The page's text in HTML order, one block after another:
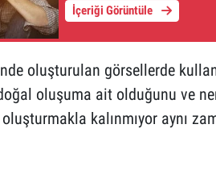
İçeriği Görüntüle
oluşturulan görsellerde
oluşuma ait olduğunu ve
kalınmıyor aynı